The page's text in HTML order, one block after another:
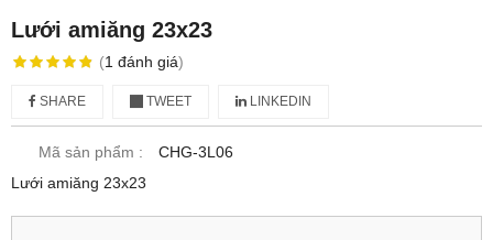
Lưới amiăng 23x23
(1 đánh giá)
SHARE TWEET LINKEDIN
Mã sản phẩm :
CHG-3L06
Lưới amiăng 23x23